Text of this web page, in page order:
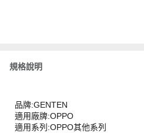
規格說明
品牌:GENTEN
適用廠牌:OPPO
適用系列:OPPO其他系列